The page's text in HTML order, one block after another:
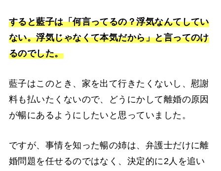
すると藍子は「何言ってるの？浮気なんてしてい
ない。浮気じゃなくて本気だから」と言ってのけ
るのでした。
藍子はこのとき、家を出て行きたくないし、慰謝
料も払いたくないので、どうにかして離婚の原因
が暢にあるようにしたいと思っていました。
ですが、事情を知った暢の姉は、弁護士だけに離
婚問題を任せるのではなく、決定的に2人を追い